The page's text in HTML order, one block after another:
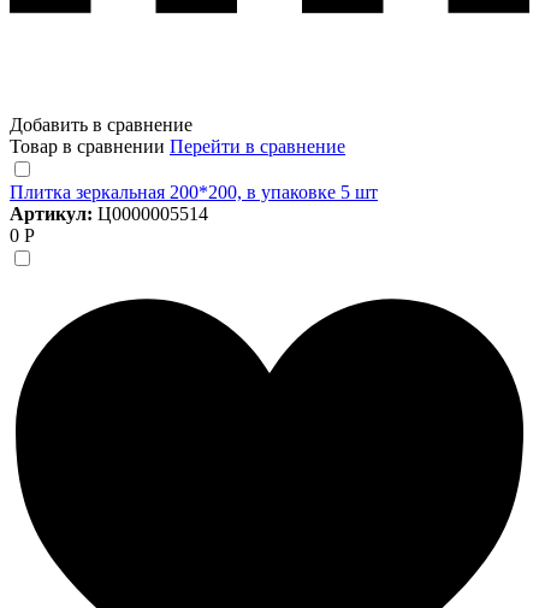
Добавить в сравнение
Товар в сравнении Перейти в сравнение
Плитка зеркальная 200*200, в упаковке 5 шт
Артикул: Ц0000005514
0 Р